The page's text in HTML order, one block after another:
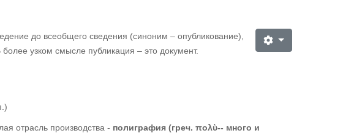
до всеобщего сведения (синоним – опубликование),
узком смысле публикация – это документ.
отрасль производства - полиграфия (греч. πολὺ-- много и